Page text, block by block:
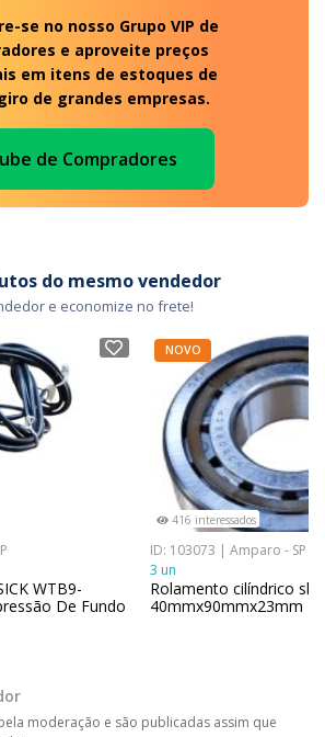
se no nosso Grupo VIP de
e aproveite preços
em itens de estoques de
de grandes empresas.
de Compradores
do mesmo vendedor
e economize no frete!
WTB9-
De Fundo
NOVO
416 interessados
ID: 103073 | Amparo - SP
3 un
Rolamento cilíndrico
40mmx90mmx23mm
moderação e são publicadas assim que